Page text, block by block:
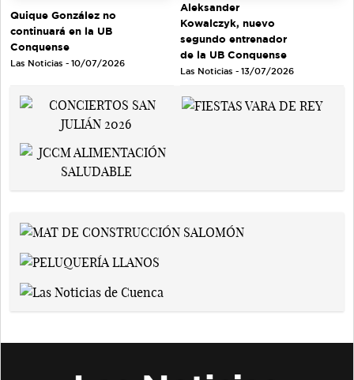
Quique González no
continuará en la UB
Conquense
Las Noticias - 10/07/2026
Aleksander
Kowalczyk, nuevo
segundo entrenador
de la UB Conquense
Las Noticias - 13/07/2026